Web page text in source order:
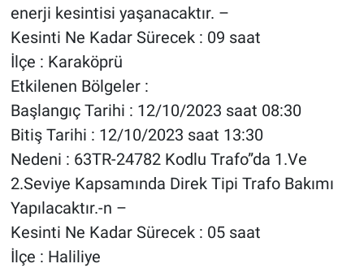
enerji kesintisi yaşanacaktır. –
Kesinti Ne Kadar Sürecek : 09 saat
İlçe : Karaköprü
Etkilenen Bölgeler :
Başlangıç Tarihi : 12/10/2023 saat 08:30
Bitiş Tarihi : 12/10/2023 saat 13:30
Nedeni : 63TR-24782 Kodlu Trafo”da 1.Ve
2.Seviye Kapsamında Direk Tipi Trafo Bakımı
Yapılacaktır.-n –
Kesinti Ne Kadar Sürecek : 05 saat
İlçe : Haliliye